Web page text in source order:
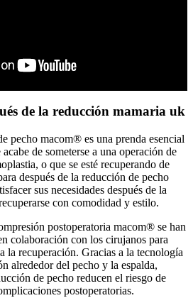
de la reducción mamaria uk
pecho macom® es una prenda esencial
de someterse a una operación de
o que se esté recuperando de
después de la reducción de pecho
sus necesidades después de la
con comodidad y estilo.
postoperatoria macom® se han
colaboración con los cirujanos para
la recuperación. Gracias a la tecnología
alrededor del pecho y la espalda,
de pecho reducen el riesgo de
postoperatorias.